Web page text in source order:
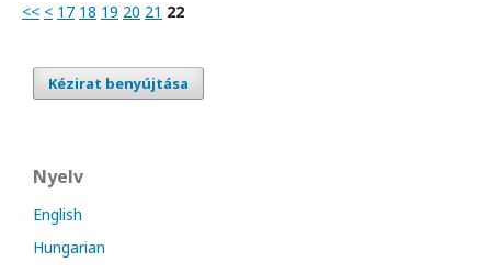
<< < 17 18 19 20 21 22
Kézirat benyújtása
Nyelv
English
Hungarian